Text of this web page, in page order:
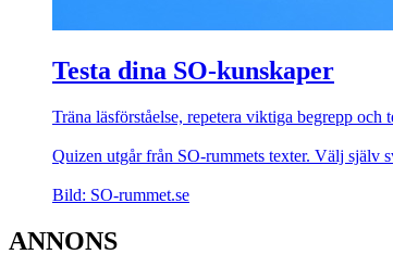
Testa dina SO-kunskaper
Träna läsförståelse, repetera viktiga begrepp
Quizen utgår från SO-rummets texter. Välj själv
Bild: SO-rummet.se
ANNONS